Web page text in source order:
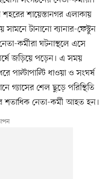
শহরের শায়েস্তানগর এলাকায়
সামনে টানানো ব্যানার-ফেস্টুন
কর্মীরা ঘটনাস্থলে এসে
জড়িয়ে পড়েন। এ সময়
পাল্টাপাল্টি ধাওয়া ও সংঘর্ষ
গ্যাসের শেল ছুড়ে পরিস্থিতি
শতাধিক নেতা-কর্মী আহত হন।